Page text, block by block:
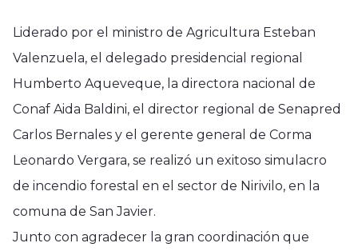
Liderado por el ministro de Agricultura Esteban
Valenzuela, el delegado presidencial regional
Humberto Aqueveque, la directora nacional de
Conaf Aida Baldini, el director regional de Senapred
Carlos Bernales y el gerente general de Corma
Leonardo Vergara, se realizó un exitoso simulacro
de incendio forestal en el sector de Nirivilo, en la
comuna de San Javier.
Junto con agradecer la gran coordinación que